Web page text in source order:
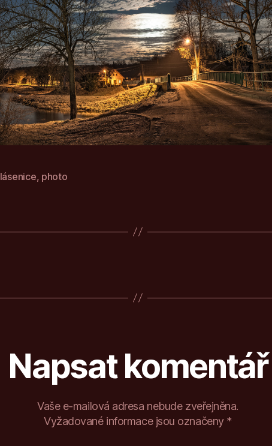
lásenice, photo
Napsat komentář
Vaše e-mailová adresa nebude zveřejněna.
Vyžadované informace jsou označeny *